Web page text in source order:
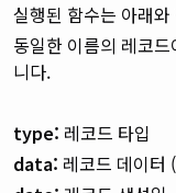
실행된 함수는 아래
동일한 이름의 레코
니다.
type: 레코드 타입
data: 레코드 데이터